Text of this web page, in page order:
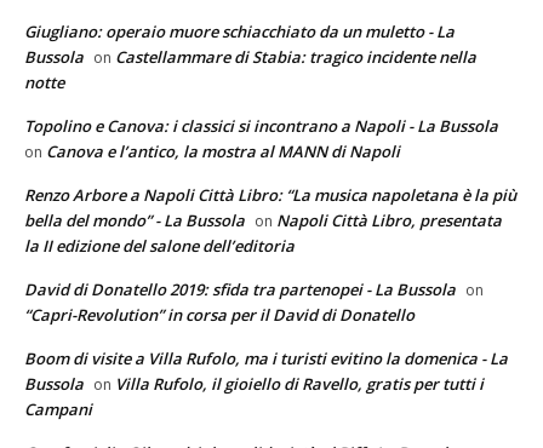
Giugliano: operaio muore schiacchiato da un muletto - La
Bussola on Castellammare di Stabia: tragico incidente nella
notte
Topolino e Canova: i classici si incontrano a Napoli - La Bussola
on Canova e l’antico, la mostra al MANN di Napoli
Renzo Arbore a Napoli Città Libro: “La musica napoletana è la più
bella del mondo” - La Bussola on Napoli Città Libro, presentata
la II edizione del salone dell’editoria
David di Donatello 2019: sfida tra partenopei - La Bussola on
“Capri-Revolution” in corsa per il David di Donatello
Boom di visite a Villa Rufolo, ma i turisti evitino la domenica - La
Bussola on Villa Rufolo, il gioiello di Ravello, gratis per tutti i
Campani